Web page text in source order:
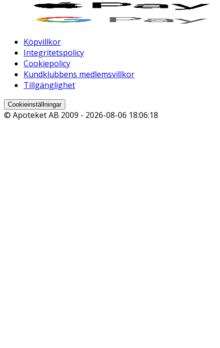
Köpvillkor
Integritetspolicy
Cookiepolicy
Kundklubbens medlemsvillkor
Tillgänglighet
Cookieinställningar
© Apoteket AB 2009 - 2026-08-06 18:06:18